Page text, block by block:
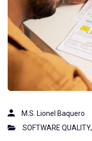
M.S. Lionel Baquero
SOFTWARE QUALITY,